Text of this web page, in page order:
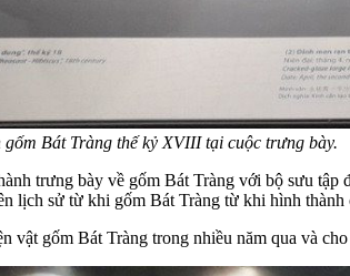
gốm Bát Tràng thế kỷ XVIII tại cuộc trưng bày.
trưng bày về gốm Bát Tràng với bộ sưu
lịch sử từ khi gốm Bát Tràng từ khi hình thành
vật gốm Bát Tràng trong nhiều năm qua và